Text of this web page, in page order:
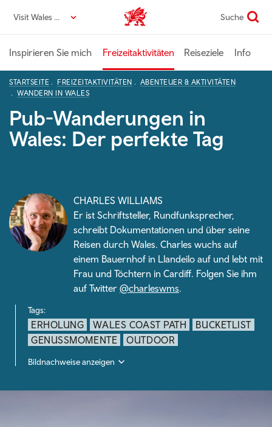
zumVisit Wales DE VisitWales home Suche
Inspirieren Sie mich Freizeitaktivitäten Reiseziele Info
STARTSEITE FREIZEITAKTIVITÄTEN
ABENTEUER & AKTIVITÄTEN
WANDERN IN WALES
Pub-Wanderungen in
Wales: Der perfekte Tag
CHARLES WILLIAMS
Er ist Schriftsteller, Rundfunksprecher,
schreibt Dokumentationen und über seine
Reisen durch Wales. Charles wuchs auf
einem Bauernhof in Llandeilo auf und lebt mit
Frau und Töchtern in Cardiff. Folgen Sie ihm
auf Twitter @charleswms.
Tags:
ERHOLUNG WALES COAST PATH
BUCKETLIST
GENUSSMOMENTE
OUTDOOR
Bildnachweise anzeigen